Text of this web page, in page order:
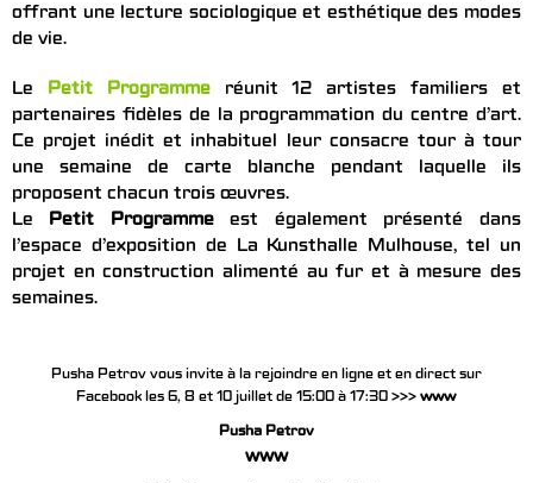
offrant une lecture sociologique et esthétique des modes
de vie.
Le Petit Programmeréunit 12 artistes familiers et
partenaires fidèles de la programmation du centre d’art.
Ce projet inédit et inhabituel leur consacre tour à tour
une semaine de carte blanche pendant laquelle ils
proposent chacun trois œuvres.
Le Petit Programme est également présenté dans
l’espace d’exposition de La Kunsthalle Mulhouse, tel un
projet en construction alimenté au fur et à mesure des
semaines.
Pusha Petrov vous invite à la rejoindre en ligne et en direct sur
Facebook les 6, 8 et 10 juillet de 15:00 à 17:30 >>>www
Pusha Petrov
www